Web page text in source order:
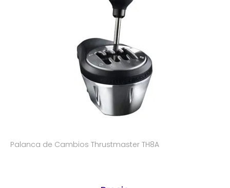
Palanca de Cambios Thrustmaster TH8A